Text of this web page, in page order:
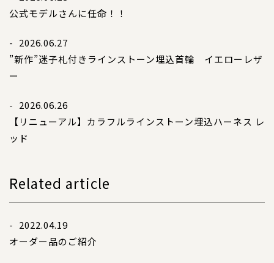
BLOG ブログ
公式モデルさんに任命！！
- 2026.06.27
”新作”迷子札付きラインストーン埋込首輪 イエローレザ
ー
- 2026.06.26
【リニューアル】カラフルラインストーン埋込ハーネス レ
ッド
Related article
- 2022.04.19
オーダー品のご紹介